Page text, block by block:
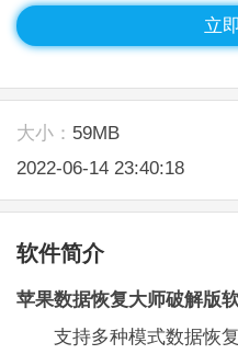
立
大小： 59MB
2022-06-14 23:40:18
软件简介
苹果数据恢复大师破解版
支持多种模式数据恢复